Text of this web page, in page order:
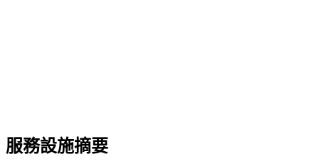
服務設施摘要